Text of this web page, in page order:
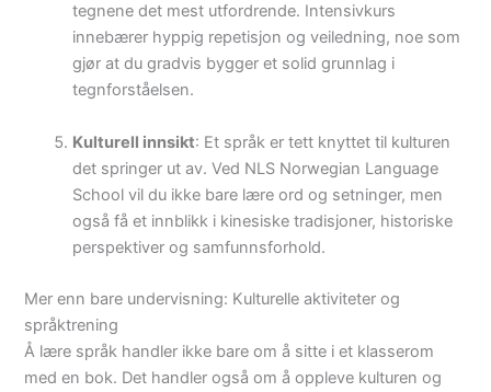
tegnene det mest utfordrende. Intensivkurs
innebærer hyppig repetisjon og veiledning, noe som
gjør at du gradvis bygger et solid grunnlag i
tegnforståelsen.
Kulturell innsikt: Et språk er tett knyttet til kulturen
det springer ut av. Ved NLS Norwegian Language
School vil du ikke bare lære ord og setninger, men
også få et innblikk i kinesiske tradisjoner, historiske
perspektiver og samfunnsforhold.
Mer enn bare undervisning: Kulturelle aktiviteter og
språktrening
Å lære språk handler ikke bare om å sitte i et klasserom
med en bok. Det handler også om å oppleve kulturen og